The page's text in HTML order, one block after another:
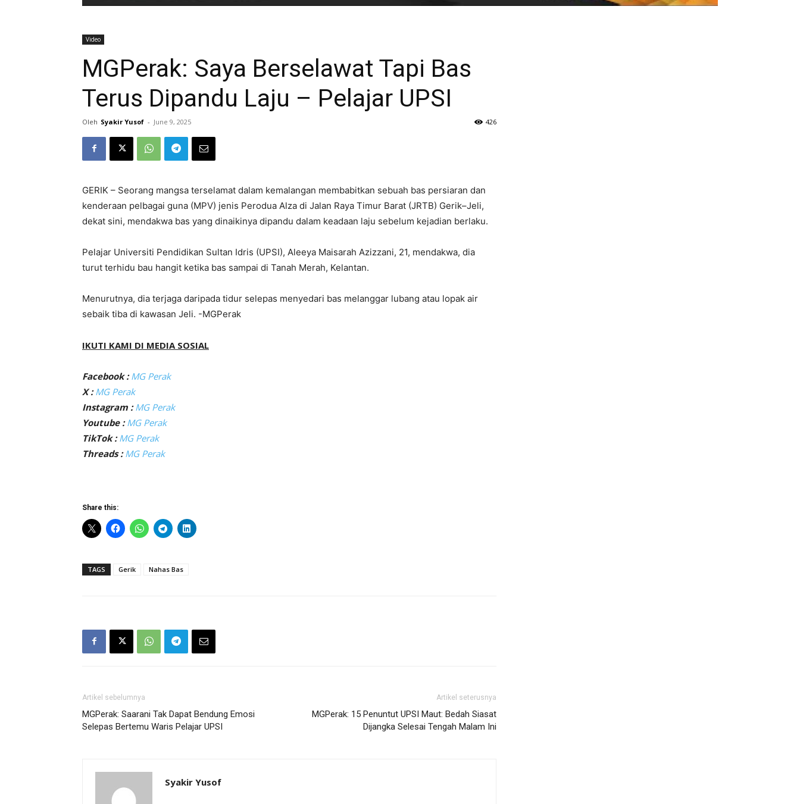
Video
MGPerak: Saya Berselawat Tapi Bas
Terus Dipandu Laju – Pelajar UPSI
Oleh Syakir Yusof - June 9, 2025 426
GERIK – Seorang mangsa terselamat dalam kemalangan membabitkan sebuah bas persiaran dan
kenderaan pelbagai guna (MPV) jenis Perodua Alza di Jalan Raya Timur Barat (JRTB) Gerik–Jeli,
dekat sini, mendakwa bas yang dinaikinya dipandu dalam keadaan laju sebelum kejadian berlaku.
Pelajar Universiti Pendidikan Sultan Idris (UPSI), Aleeya Maisarah Azizzani, 21, mendakwa, dia
turut terhidu bau hangit ketika bas sampai di Tanah Merah, Kelantan.
Menurutnya, dia terjaga daripada tidur selepas menyedari bas melanggar lubang atau lopak air
sebaik tiba di kawasan Jeli. -MGPerak
IKUTI KAMI DI MEDIA SOSIAL
Facebook : MG Perak
X : MG Perak
Instagram : MG Perak
Youtube : MG Perak
TikTok : MG Perak
Threads : MG Perak
Share this:
TAGS Gerik Nahas Bas
Artikel sebelumnya
MGPerak: Saarani Tak Dapat Bendung Emosi
Selepas Bertemu Waris Pelajar UPSI
Artikel seterusnya
MGPerak: 15 Penuntut UPSI Maut: Bedah Siasat
Dijangka Selesai Tengah Malam Ini
Syakir Yusof